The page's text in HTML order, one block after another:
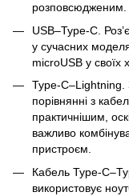
розповсюдженим.
USB–Type-C.
у сучасних
microUSB у своїх
Type-
порівнянні з
практичнішим,
важливо
пристроєм.
Кабель Type-
використовує